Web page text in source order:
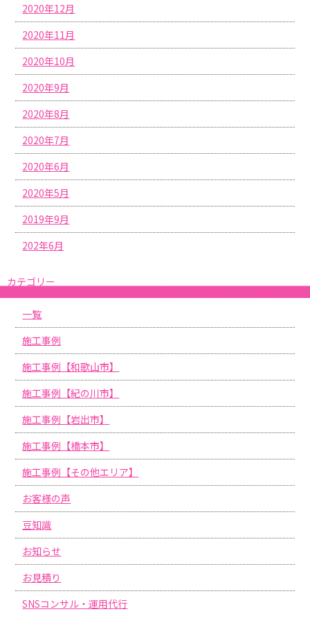
2020年12月
2020年11月
2020年10月
2020年9月
2020年8月
2020年7月
2020年6月
2020年5月
2019年9月
202年6月
カテゴリー
一覧
施工事例
施工事例【和歌山市】
施工事例【紀の川市】
施工事例【岩出市】
施工事例【橋本市】
施工事例【その他エリア】
お客様の声
豆知識
お知らせ
お見積り
SNSコンサル・運用代行